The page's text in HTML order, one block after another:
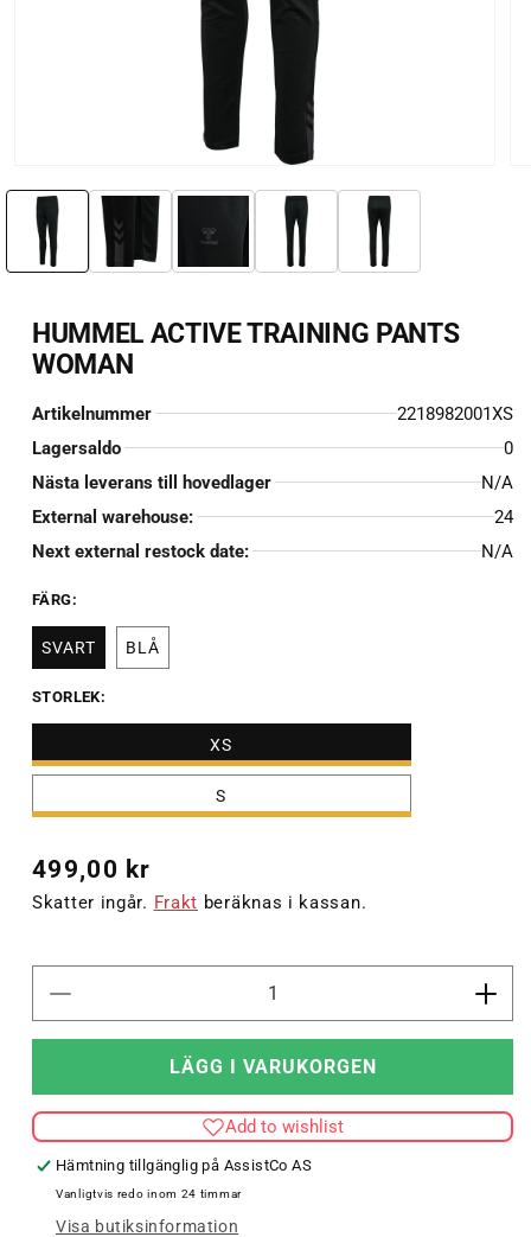
mediet
modalfönster
HUMMEL ACTIVE TRAINING PANTS
WOMAN
Artikelnummer
2218982001XS
Lagersaldo
0
Nästa leverans till hovedlager
N/A
External warehouse:
24
Next external restock date:
N/A
FÄRG:
SVART BLÅ
STORLEK:
XS
S
Ordinarie
pris
499,00 kr
Skatter ingår. Frakt beräknas i kassan.
kvantitet
PANTS
WOMAN
Öka
LÄGG I VARUKORGEN
Add to wishlist
Hämtning tillgänglig på AssistCo AS
Vanligtvis redo inom 24 timmar
Visa butiksinformation